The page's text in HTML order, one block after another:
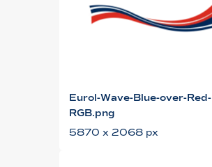
Eurol-Wave-Blue-over-Red-
RGB.png
5870 x 2068 px